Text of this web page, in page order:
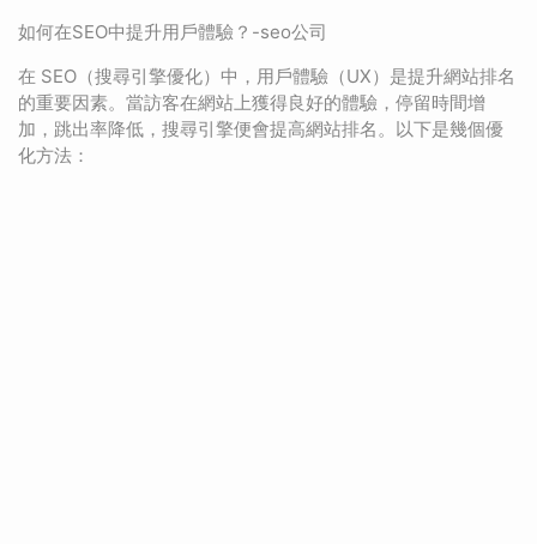
如何在SEO中提升用戶體驗？-seo公司
在 SEO（搜尋引擎優化）中，用戶體驗（UX）是提升網站排名
的重要因素。當訪客在網站上獲得良好的體驗，停留時間增
加，跳出率降低，搜尋引擎便會提高網站排名。以下是幾個優
化方法：